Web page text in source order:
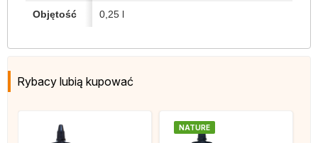
Objętość 0,25 l
Rybacy lubią kupować
NATURE